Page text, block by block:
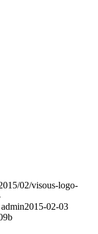
02/visous-logo-
admin2015-02-03